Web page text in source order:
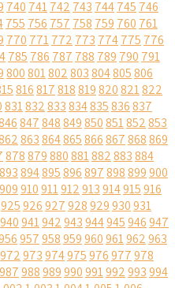
740 741742 743 744745 746
755 756 757 758 759 760 761
770 771772 773 774775 776
785 786 787 788 789 790 791
800801802803804805806
816817818819820821822
831832833834835836837
847848849850851852853
863864865866867868869
878879880881882883884
893894895896897898899900
909910911912913914915916
925926927928929930931
940941942943944945946947
957958959960961962963
972973974975976977978
987988989990991992993994